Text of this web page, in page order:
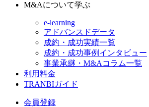
M&Aについて学ぶ
e-learning
アドバンスドデータ
成約・成功実績一覧
成約・成功事例インタビュー
事業承継・M&Aコラム一覧
利用料金
TRANBIガイド
会員登録